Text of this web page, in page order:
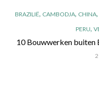
BRAZILIË, CAMBODJA, CHINA,
PERU,
10 Bouwwerken buiten